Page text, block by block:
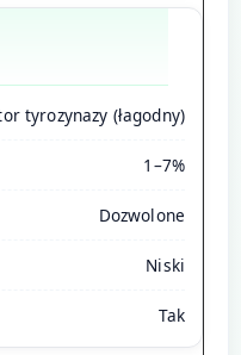
tyrozynazy (łagodny)
1–7%
Dozwolone
Niski
Tak